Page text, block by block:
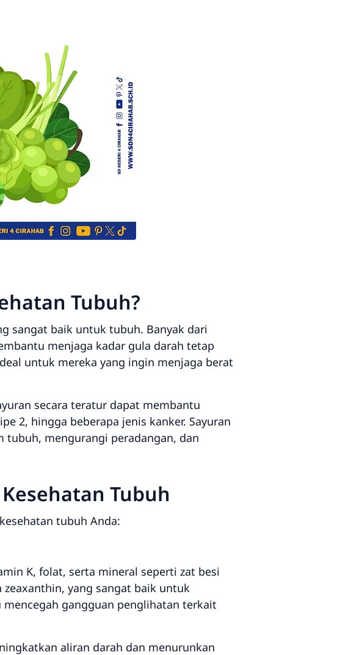
Tubuh?
sangat baik untuk tubuh. Banyak dari
menjaga kadar gula darah tetap
untuk mereka yang ingin menjaga berat
secara teratur dapat membantu
2, hingga beberapa jenis kanker. Sayuran
tubuh, mengurangi peradangan, dan
Tubuh
tubuh Anda:
K, folat, serta mineral seperti zat besi
yang sangat baik untuk
gangguan penglihatan terkait
aliran darah dan menurunkan